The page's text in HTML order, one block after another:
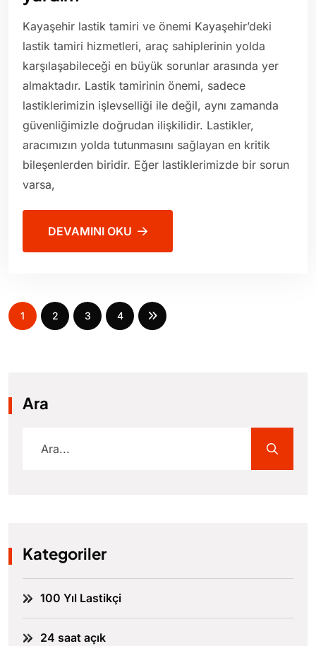
Kayaşehir lastik tamiri ve önemi Kayaşehir’deki
lastik tamiri hizmetleri, araç sahiplerinin yolda
karşılaşabileceği en büyük sorunlar arasında yer
almaktadır. Lastik tamirinin önemi, sadece
lastiklerimizin işlevselliği ile değil, aynı zamanda
güvenliğimizle doğrudan ilişkilidir. Lastikler,
aracımızın yolda tutunmasını sağlayan en kritik
bileşenlerden biridir. Eğer lastiklerimizde bir sorun
varsa,
DEVAMINI OKU
1 2 3 4
Ara
Kategoriler
100 Yıl Lastikçi
24 saat açık